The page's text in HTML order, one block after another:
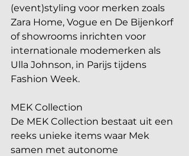
(event)styling voor merken zoals
Zara Home, Vogue en De Bijenkorf
of showrooms inrichten voor
internationale modemerken als
Ulla Johnson, in Parijs tijdens
Fashion Week.
MEK Collection
De MEK Collection bestaat uit een
reeks unieke items waar Mek
samen met autonome